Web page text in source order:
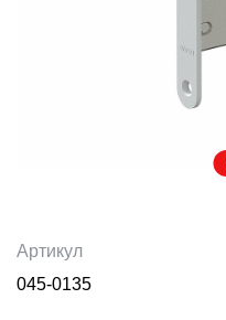
Артикул
045-0135